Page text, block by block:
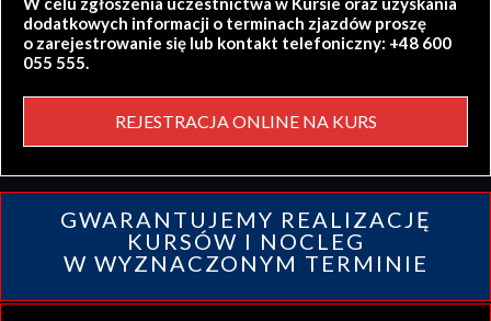
dodatkowych informacji o terminach zjazdów proszę
o zarejestrowanie się lub kontakt telefoniczny: +48 600
055 555.
REJESTRACJA ONLINE NA KURS
GWARANTUJEMY REALIZACJĘ
KURSÓW I NOCLEG
W WYZNACZONYM TERMINIE